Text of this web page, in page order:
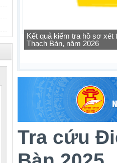
Tra cứu thông tin lớp học
Tra cứu